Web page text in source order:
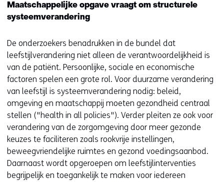
n
n
e
u
w
v
e
n
s
t
e
r
)
(
Maatschappelijke opgave vraagt om structurele
systeemverandering
De onderzoekers benadrukken in de bundel dat
leefstijlverandering niet alleen de verantwoordelijkheid is
van de patiënt. Persoonlijke, sociale en economische
factoren spelen een grote rol. Voor duurzame verandering
van leefstijl is systeemverandering nodig: beleid,
omgeving en maatschappij moeten gezondheid centraal
stellen ("health in all policies"). Verder pleiten ze ook voor
verandering van de zorgomgeving door meer gezonde
keuzes te faciliteren zoals rookvrije instellingen,
beweegvriendelijke ruimtes en gezond voedingsaanbod.
Daarnaast wordt opgeroepen om leefstijlinterventies
begrijpelijk en toegankelijk te maken voor iedereen